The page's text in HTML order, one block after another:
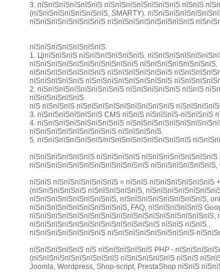
3. пїЅпїЅпїЅпїЅпїЅпїЅ пїЅпїЅпїЅпїЅпїЅпїЅпїЅ пїЅпїЅ
(пїЅпїЅпїЅпїЅпїЅпїЅпїЅ, SMARTY).
пїЅпїЅпїЅпїЅпїЅпїЅпїЅ пїЅпїЅпїЅпїЅпїЅпїЅпїЅпїЅ
пїЅпїЅпїЅпїЅпїЅпїЅпїЅ:
1. ЦіпїЅпїЅпїЅ пїЅпїЅпїЅпїЅпїЅпїЅ.
пїЅпїЅпїЅпїЅпїЅпїЅпїЅпїЅпїЅпїЅ пїЅпїЅпїЅпїЅпїЅпїЅпїЅ.
пїЅпїЅпїЅпїЅпїЅпїЅпїЅ пїЅпїЅпїЅпїЅпїЅпїЅ
пїЅпїЅпїЅпїЅпїЅ пїЅпїЅпїЅпїЅпїЅпїЅпїЅпїЅ
2. пїЅпїЅпїЅпїЅпїЅпїЅпїЅпїЅ пїЅпїЅпїЅпїЅпїЅ пїЅпїЅ
пїЅпїЅпїЅпїЅпїЅ
пїЅ пїЅпїЅпїЅ пїЅпїЅпїЅпїЅпїЅпїЅпїЅпїЅпїЅ
3. пїЅпїЅпїЅпїЅпїЅпїЅ CMS пїЅпїЅ пїЅпїЅпїЅ-пїЅпїЅпїЅ
4. пїЅпїЅпїЅпїЅпїЅпїЅпїЅпїЅ
пїЅпїЅпїЅпїЅпїЅпїЅпїЅпїЅ пїЅпїЅпїЅпїЅ.
5. пїЅпїЅпїЅпїЅпїЅпїЅ/пїЅпїЅпїЅпїЅпїЅпїЅпїЅпїЅ
пїЅпїЅпїЅпїЅпїЅпїЅ пїЅпїЅпїЅпїЅ
пїЅпїЅпїЅпїЅпїЅпїЅпїЅпїЅпїЅпїЅпїЅ
пїЅпїЅ пїЅпїЅпїЅпїЅпїЅпїЅ = пїЅпїЅ
(пїЅпїЅпїЅпїЅпїЅ пїЅпїЅпїЅпїЅпїЅ,
пїЅпїЅпїЅпїЅпїЅпїЅпїЅпїЅ, пїЅпїЅпїЅпїЅпїЅпїЅпїЅпїЅ,
пїЅпїЅпїЅпїЅпїЅпїЅпїЅпїЅпїЅ, FAQ, пїЅпїЅпїЅпїЅпїЅ
пїЅпїЅпїЅпїЅпїЅпїЅпїЅпїЅпїЅпїЅпїЅпїЅ пїЅпїЅ пїЅпїЅ.,
пїЅпїЅпїЅпїЅпїЅпїЅпїЅ пїЅпїЅпїЅпїЅпїЅпїЅпїЅпїЅ-
пїЅпїЅпїЅпїЅпїЅ пїЅ пїЅпїЅпїЅпїЅпїЅ PHP -
(пїЅпїЅпїЅпїЅпїЅпїЅпїЅпїЅ пїЅпїЅпїЅпїЅпїЅ пїЅпїЅ
Joomla, Wordpress, Shop-script, PrestaShop пїЅпїЅ